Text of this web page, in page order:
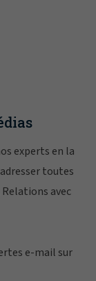
experts en la
toutes
Relations avec
e-mail sur